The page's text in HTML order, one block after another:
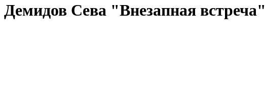
Демидов Сева "Внезапная встреча"